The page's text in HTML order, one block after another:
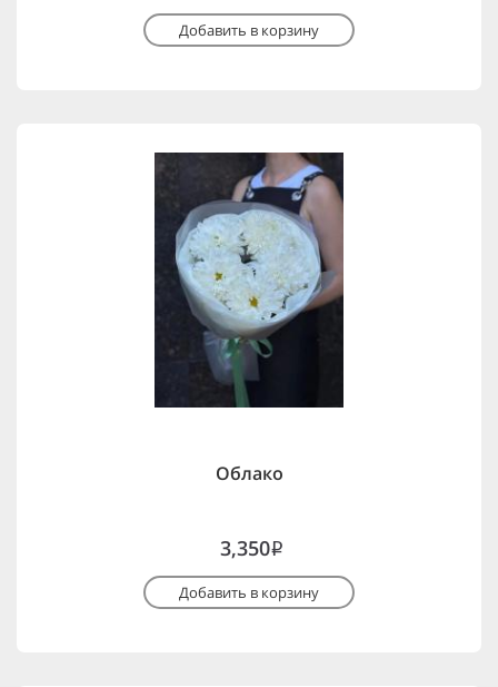
Добавить в корзину
Облако
3,350i
Добавить в корзину